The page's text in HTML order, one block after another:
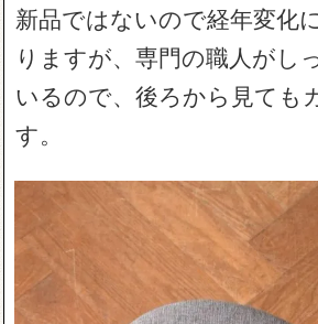
新品ではないので経年変化
りますが、専門の職人がし
いるので、後ろから見ても
す。